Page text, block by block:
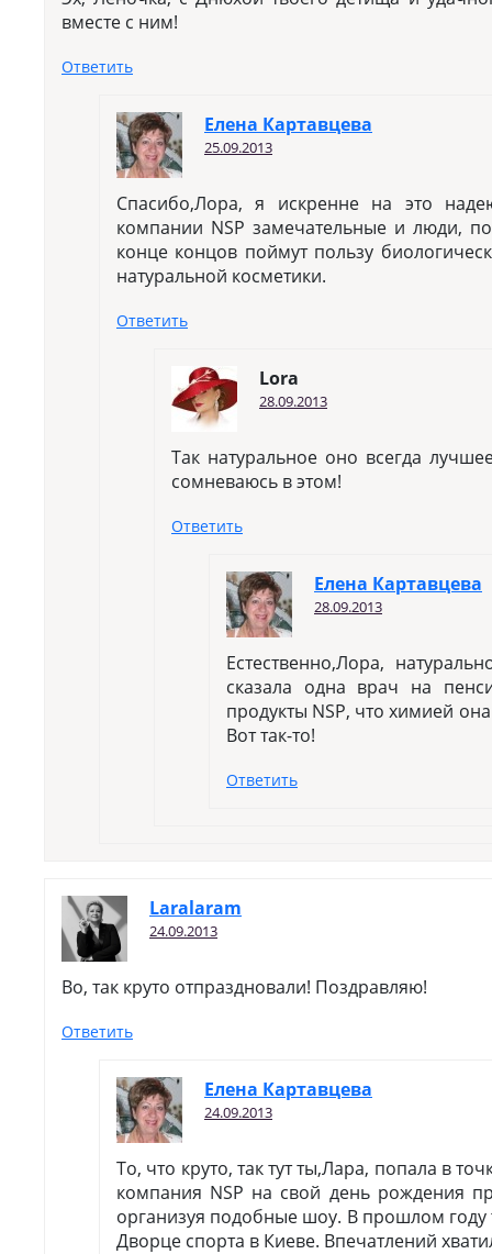
вместе с ним!
Ответить
Елена Картавцева
25.09.2013
Спасибо,Лора, я искренне на это
компании NSP замечательные и люди,
конце концов поймут пользу
натуральной косметики.
Ответить
Lora
28.09.2013
Так натуральное оно всегда
сомневаюсь в этом!
Ответить
Елена Картавцева
28.09.2013
Естественно,Лора,
сказала одна врач на
продукты NSP, что химией
Вот так-то!
Ответить
Laralaram
24.09.2013
Во, так круто отпраздновали! Поздравляю!
Ответить
Елена Картавцева
24.09.2013
То, что круто, так тут ты,Лара, попала в
компания NSP на свой день рождения
организуя подобные шоу. В прошлом году
Дворце спорта в Киеве. Впечатлений